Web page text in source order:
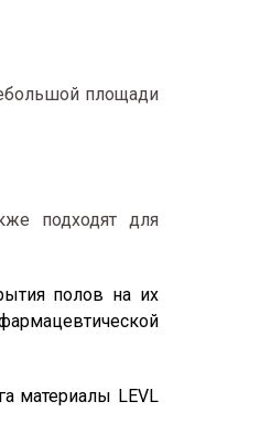
площади
подходят для
полов на их
материалы LEVL